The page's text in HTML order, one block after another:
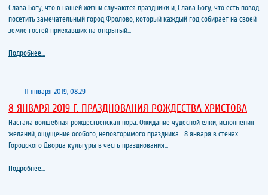
Слава Богу, что в нашей жизни случаются праздники и, Слава Богу, что есть повод
посетить замечательный город Фролово, который каждый год собирает на своей
земле гостей приехавших на открытый...
Подробнее...
11 января 2019, 08:29
8 ЯНВАРЯ 2019 Г. ПРАЗДНОВАНИЯ РОЖДЕСТВА ХРИСТОВА
Настала волшебная рождественская пора. Ожидание чудесной елки, исполнения
желаний, ощущение особого, неповторимого праздника... 8 января в стенах
Городского Дворца культуры в честь празднования...
Подробнее...